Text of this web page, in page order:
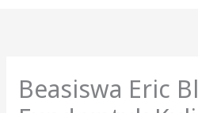
Beasiswa Eric